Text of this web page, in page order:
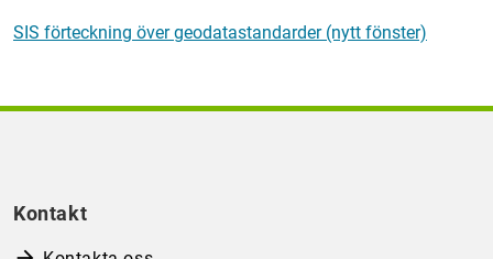
SIS förteckning över geodatastandarder (nytt fönster)
Kontakt